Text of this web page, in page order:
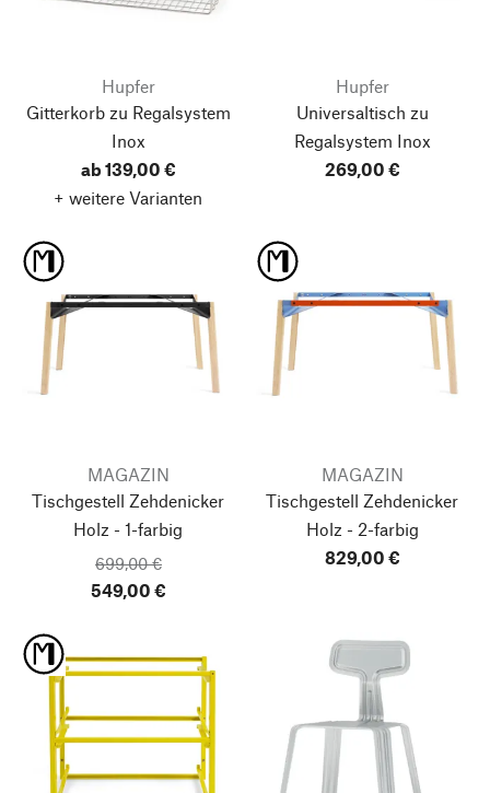
Hupfer
Gitterkorb zu Regalsystem
Inox
ab 139,00 €
+ weitere Varianten
Hupfer
Universaltisch zu
Regalsystem Inox
269,00 €
MAGAZIN
Tischgestell Zehdenicker
Holz - 1-farbig
699,00 €
549,00 €
MAGAZIN
Tischgestell Zehdenicker
Holz - 2-farbig
829,00 €